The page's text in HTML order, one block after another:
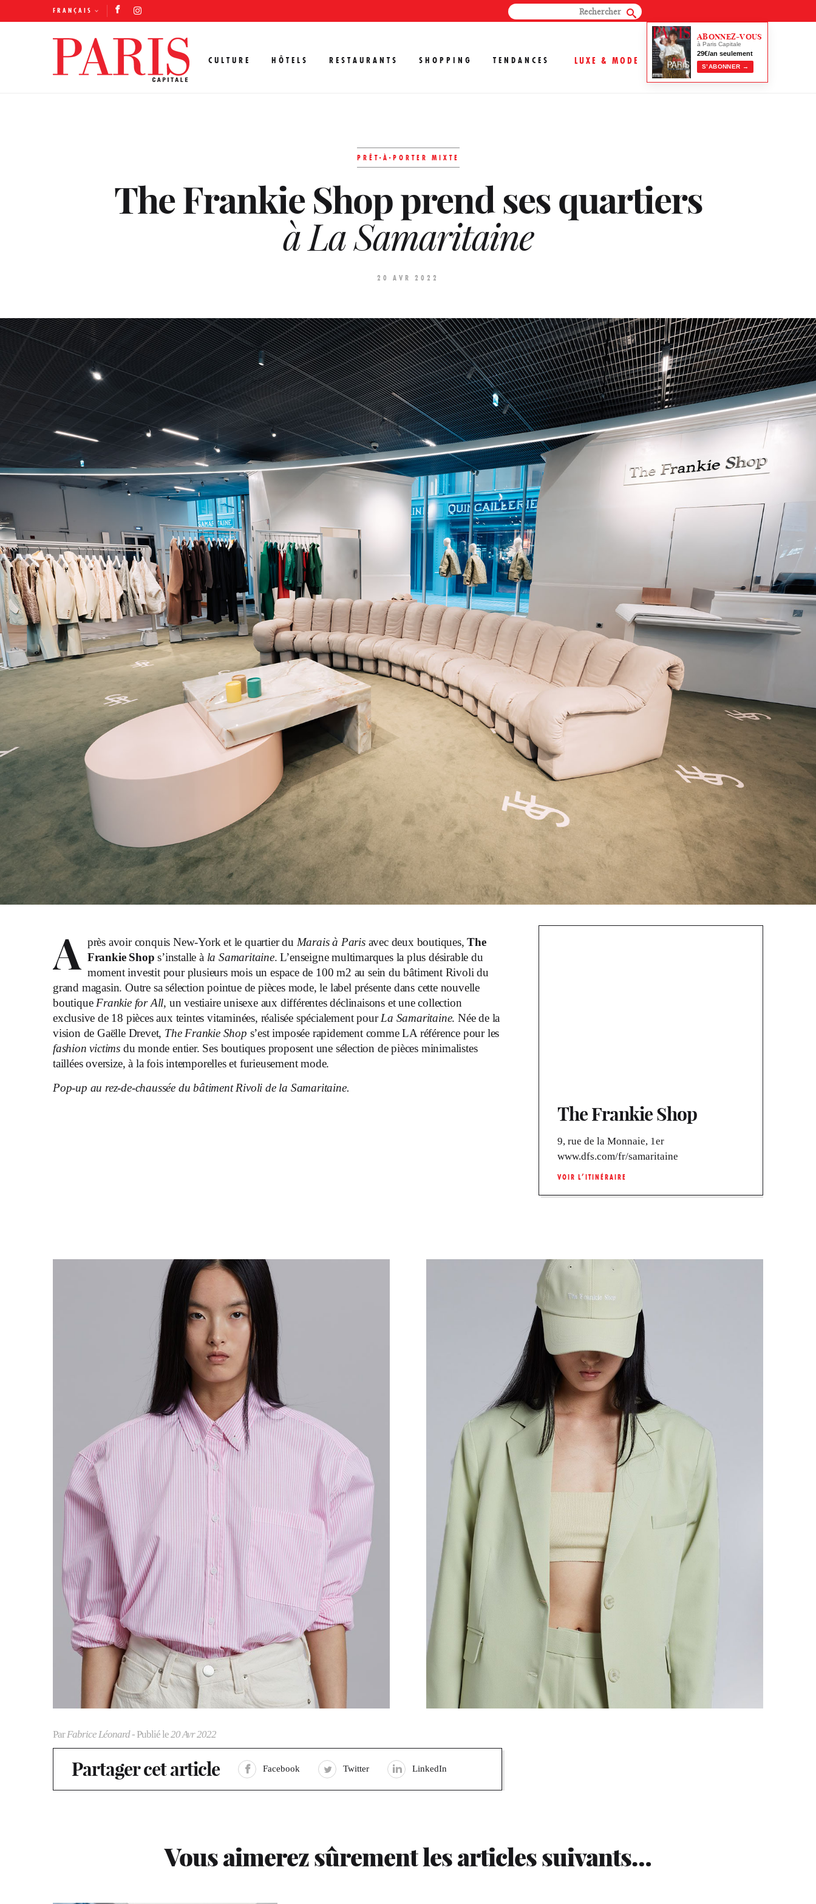
FRANÇAIS
CULTURE HÔTELS RESTAURANTS SHOPPING TENDANCES LUXE & MODE
ABONNEZ-VOUS
à Paris Capitale
29€/an seulement
S’ABONNER →
PRÊT-À-PORTER MIXTE
The Frankie Shop prend ses quartiers
à La Samaritaine
20 AVR 2022
A près avoir conquis New-York et le quartier du Marais à Parisavec deux boutiques,The
Frankie Shop s’installe à la Samaritaine. L’enseigne multimarques la plus désirable du
moment investit pour plusieurs mois un espace de 100 m2 au sein du bâtiment Rivoli du
grand magasin. Outre sa sélection pointue de pièces mode, le label présente dans cette nouvelle
boutiqueFrankie for All, un vestiaire unisexe aux différentes déclinaisons et une collection
exclusive de 18 pièces aux teintes vitaminées, réalisée spécialement pourLa Samaritaine. Née de la
vision de Gaëlle Drevet, The Frankie Shop s’est imposée rapidement comme LA référence pour les
fashion victims du monde entier. Ses boutiques proposent une sélection de pièces minimalistes
taillées oversize, à la fois intemporelles et furieusement mode.
Pop-up au rez-de-chaussée du bâtiment Rivoli de la Samaritaine.
The Frankie Shop
9, rue de la Monnaie, 1er
www.dfs.com/fr/samaritaine
VOIR L’ITINÉRAIRE
ParFabrice Léonard- Publié le20 Avr 2022
Partager cet article Facebook Twitter LinkedIn
Vous aimerez sûrement les articles suivants…